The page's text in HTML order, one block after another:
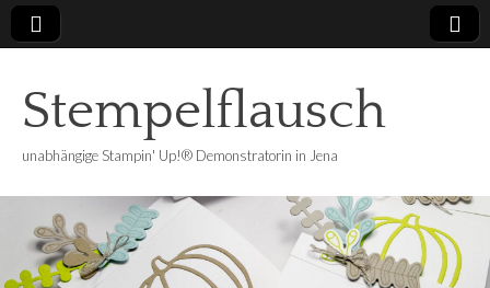
Stempelflausch
unabhängige Stampin' Up!® Demonstratorin in Jena